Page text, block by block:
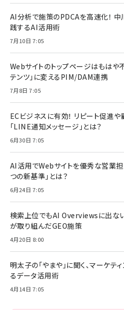
AI分析で施策のPDCAを高速化！
践するAI活用術
7月10日 7:05
Webサイトのトップページはもはや
テンツ」に変えるPIM/DAM連携
7月8日 7:05
ECビジネスに有効！ リピート促進
「LINE通知メッセージ」とは？
6月30日 7:05
AI活用でWebサイトを優秀な営業
つの新基準」とは？
6月24日 7:05
検索上位でもAI Overviewsに出な
が取り組んだGEO施策
4月20日 8:00
明太子の「やまや」に聞く、マーケテ
るデータ活用術
4月14日 7:05